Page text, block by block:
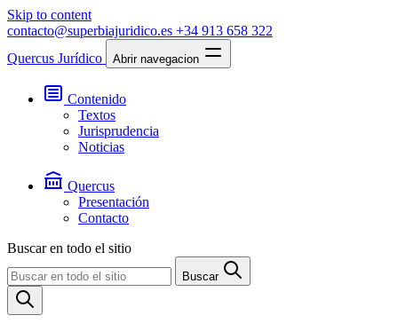
Skip to content
contacto@superbiajuridico.es +34 913 658 322
Quercus Jurídico
Abrir navegacion
Contenido
Textos
Jurisprudencia
Noticias
Quercus
Presentación
Contacto
Buscar en todo el sitio
Buscar